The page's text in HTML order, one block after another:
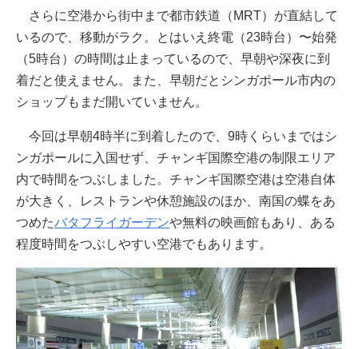
さらに空港から街中まで都市鉄道（MRT）が直結して
いるので、移動がラク。とはいえ終電（23時台）〜始発
（5時台）の時間は止まっているので、早朝や深夜に到
着だと使えません。また、早朝だとシンガポール市内の
ショップもまだ開いていません。
今回は早朝4時半に到着したので、9時くらいまではシ
ンガポールに入国せず、チャンギ国際空港の制限エリア
内で時間をつぶしました。チャンギ国際空港は空港自体
が大きく、レストランや休憩施設のほか、南国の蝶をあ
つめたバタフライガーデンや無料の映画館もあり、ある
程度時間をつぶしやすい空港でもあります。